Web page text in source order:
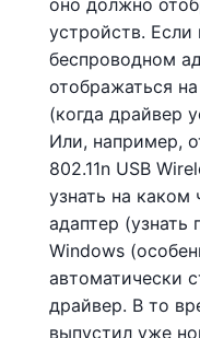
устройств.
беспроводном
отображаться
(когда драйвер
Или, например,
802.11n USB
узнать на каком
адаптер (узнать
Windows
автоматически
драйвер. В то
выпустил уже